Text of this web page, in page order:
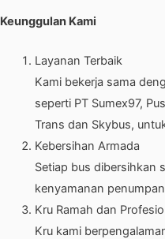
Keunggulan Kami
Layanan Terbaik
Kami bekerja sama
seperti PT Sumex97,
Trans dan Skybus,
Kebersihan Armada
Setiap bus dibersihkan
kenyamanan
Kru Ramah dan
Kru kami